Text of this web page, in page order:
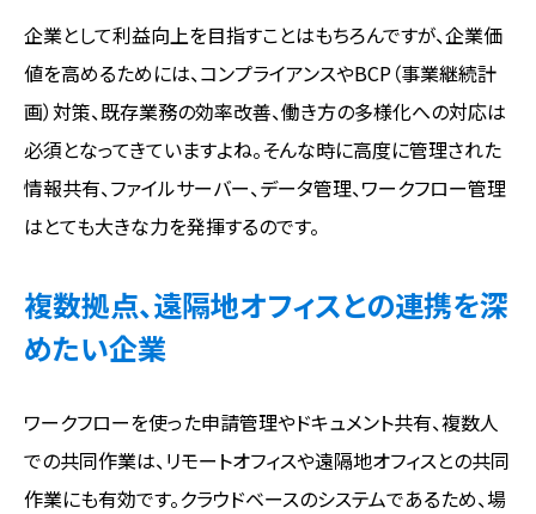
企業として利益向上を目指すことはもちろんですが、企業価
値を高めるためには、コンプライアンスやBCP（事業継続計
画）対策、既存業務の効率改善、働き方の多様化への対応は
必須となってきていますよね。そんな時に高度に管理された
情報共有、ファイルサーバー、データ管理、ワークフロー管理
はとても大きな力を発揮するのです。
複数拠点、遠隔地オフィスとの連携を深
めたい企業
ワークフローを使った申請管理やドキュメント共有、複数人
での共同作業は、リモートオフィスや遠隔地オフィスとの共同
作業にも有効です。クラウドベースのシステムであるため、場